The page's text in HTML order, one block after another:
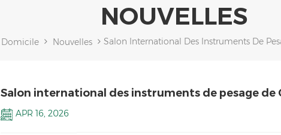
NOUVELLES
Domicile Nouvelles Salon International Des Instruments De
Salon international des instruments de pesage de
APR 16, 2026